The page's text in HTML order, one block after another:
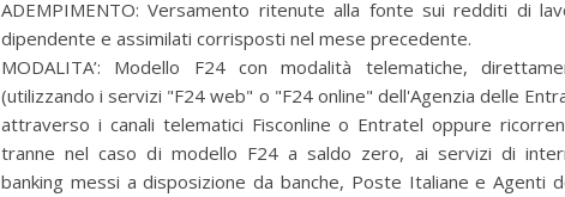
ADEMPIMENTO: Versamento ritenute alla fonte sui redditi di
dipendente e assimilati corrisposti nel mese precedente.
MODALITA’: Modello F24 con modalità telematiche,
(utilizzando i servizi "F24 web" o "F24 online" dell'Agenzia delle
attraverso i canali telematici Fisconline o Entratel oppure
tranne nel caso di modello F24 a saldo zero, ai servizi di
banking messi a disposizione da banche, Poste Italiane e Agenti